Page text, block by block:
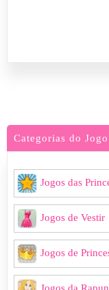
Categorias do Jogo
Jogos das
Jogos de Vestir
Jogos de